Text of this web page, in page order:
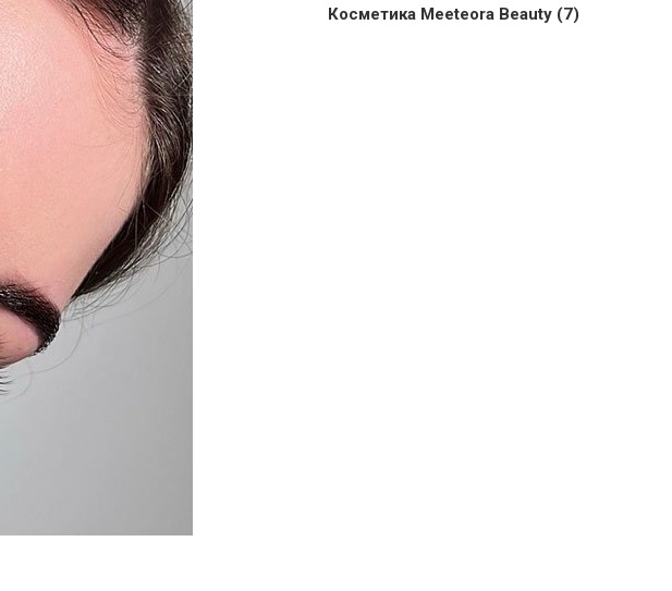
Косметика Meeteora Beauty (7)